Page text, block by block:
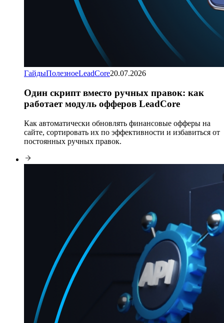
ГайдыПолезноеLeadCore20.07.2026
Один скрипт вместо ручных правок: как
работает модуль офферов LeadCore
Как автоматически обновлять финансовые офферы на
сайте, сортировать их по эффективности и избавиться от
постоянных ручных правок.